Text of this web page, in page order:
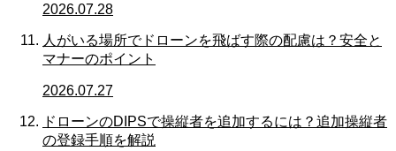
2026.07.28
人がいる場所でドローンを飛ばす際の配慮は？安全と
マナーのポイント
2026.07.27
ドローンのDIPSで操縦者を追加するには？追加操縦者
の登録手順を解説